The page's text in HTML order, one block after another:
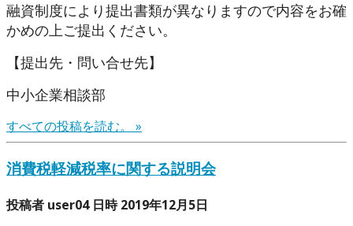
融資制度により提出書類が異なりますので内容をお確
かめの上ご提出ください。
【提出先・問い合せ先】
中小企業相談部
すべての投稿を読む。 »
消費税軽減税率に関する説明会
投稿者 user04 日時 2019年12月5日